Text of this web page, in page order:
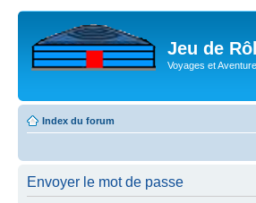
Jeu de
Voyages et
Index du forum
Envoyer le mot de passe